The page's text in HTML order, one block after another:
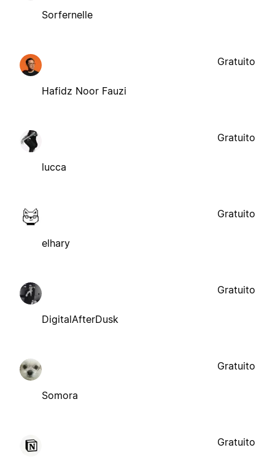
Sorfernelle
Hafidz Noor Fauzi
Gratuito
lucca
Gratuito
elhary
Gratuito
DigitalAfterDusk
Gratuito
Somora
Gratuito
Gratuito